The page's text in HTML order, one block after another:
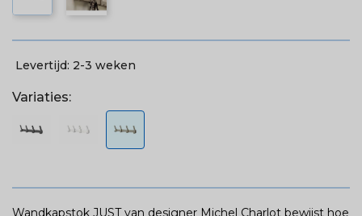
Levertijd: 2-3 weken
Variaties:
Wandkapstok JUST van designer Michel Charlot bewijst hoe